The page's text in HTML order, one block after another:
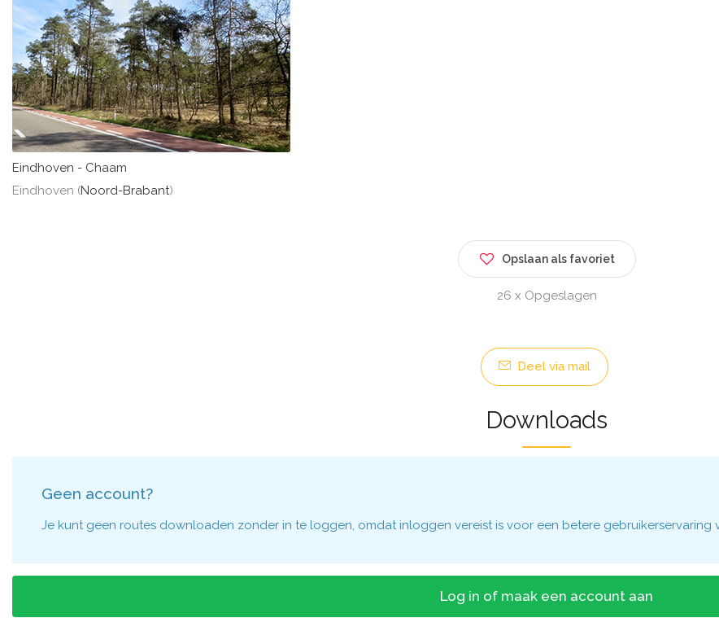
Eindhoven - Chaam
Eindhoven (Noord-Brabant)
Opslaan als favoriet
26 x Opgeslagen
Deel via mail
Downloads
Geen account?
Je kunt geen routes downloaden zonder in te loggen, omdat inloggen vereist is voor een betere gebruikerservaring
Log in of maak een account aan